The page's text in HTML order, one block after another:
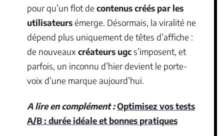
pour qu’un flot de contenus créés par les
utilisateursémerge. Désormais, la viralité ne
dépend plus uniquement de têtes d’affiche :
de nouveaux créateurs ugcs’imposent, et
parfois, un inconnu d’hier devient le porte-
voix d’une marque aujourd’hui.
A lire en complément :Optimisez vos tests
A/B : durée idéale et bonnes pratiques